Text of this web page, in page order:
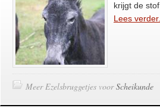
krijgt de
Lees verder...
Meer Ezelsbruggetjes voorScheikunde